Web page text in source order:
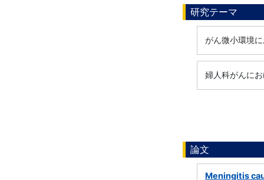
研究テーマ
がん微小環境
婦人科がんに
論文
Meningitis